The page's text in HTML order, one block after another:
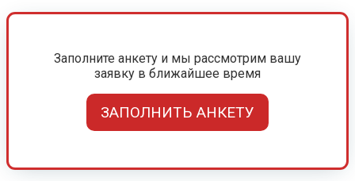
Заполните анкету и мы рассмотрим вашу
заявку в ближайшее время
ЗАПОЛНИТЬ АНКЕТУ